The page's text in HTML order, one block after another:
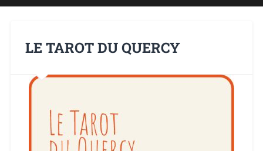
LE TAROT DU QUERCY